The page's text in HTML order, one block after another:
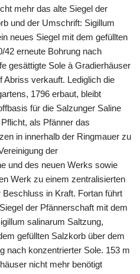
mehr das alte Siegel der
und der Umschrift: Sigillum
neues Siegel mit dem gefüllten
42 erneute Bohrung nach
gesättigte Sole à Gradierhäuser
Abriss verkauft. Lediglich die
1796 erbaut, bleibt
für die Salzunger Saline
als Pfänner das
in innerhalb der Ringmauer zu
der
und des neuen Werks sowie
Werk zu einem zentralisierten
in Kraft. Fortan führt
der Pfännerschaft mit dem
salinarum Saltzung,
gefüllten Salzkorb über dem
nach konzentrierter Sole. 153 m
nicht mehr benötigt